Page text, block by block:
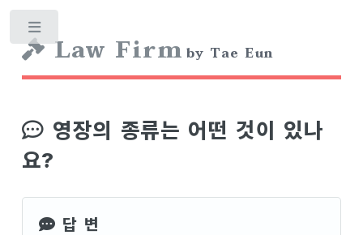
Law Firm by Tae Eun
영장의 종류는 어떤 것이 있나
요?
답 변